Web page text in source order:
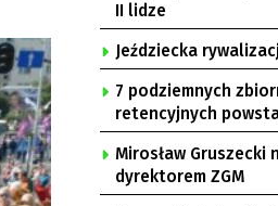
II lidze
Jeździecka
7 podziemnych
retencyjnych
Gazowni
Mirosław Gruszecki
dyrektorem ZGM